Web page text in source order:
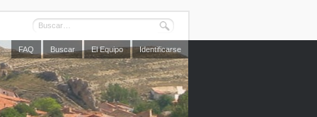
FAQ Buscar El Equipo Identificarse